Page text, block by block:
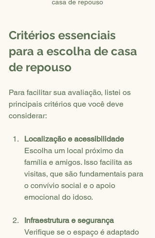
casa de repouso
Critérios essenciais
para a escolha de casa
de repouso
Para facilitar sua avaliação, listei os
principais critérios que você deve
considerar:
Localização e acessibilidade
Escolha um local próximo da
família e amigos. Isso facilita as
visitas, que são fundamentais para
o convívio social e o apoio
emocional do idoso.
Infraestrutura e segurança
Verifique se o espaço é adaptado